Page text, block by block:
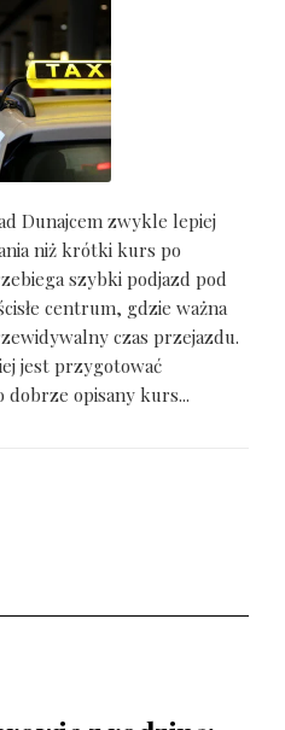
Dunajcem zwykle lepiej
niż krótki kurs po
szybki podjazd pod
centrum, gdzie ważna
czas przejazdu.
jest przygotować
dobrze opisany kurs...